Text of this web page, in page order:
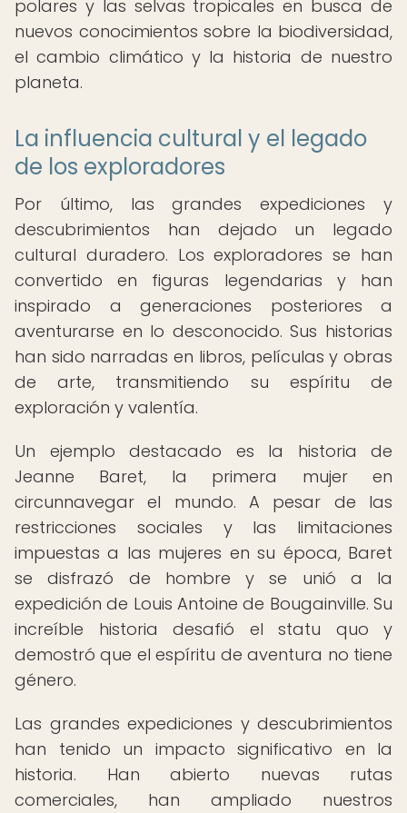
polares y las selvas tropicales en busca de
nuevos conocimientos sobre la biodiversidad,
el cambio climático y la historia de nuestro
planeta.
La influencia cultural y el legado
de los exploradores
Por último, las grandes expediciones y
descubrimientos han dejado un legado
cultural duradero. Los exploradores se han
convertido en figuras legendarias y han
inspirado a generaciones posteriores a
aventurarse en lo desconocido. Sus historias
han sido narradas en libros, películas y obras
de arte, transmitiendo su espíritu de
exploración y valentía.
Un ejemplo destacado es la historia de
Jeanne Baret, la primera mujer en
circunnavegar el mundo. A pesar de las
restricciones sociales y las limitaciones
impuestas a las mujeres en su época, Baret
se disfrazó de hombre y se unió a la
expedición de Louis Antoine de Bougainville. Su
increíble historia desafió el statu quo y
demostró que el espíritu de aventura no tiene
género.
Las grandes expediciones y descubrimientos
han tenido un impacto significativo en la
historia. Han abierto nuevas rutas
comerciales, han ampliado nuestros